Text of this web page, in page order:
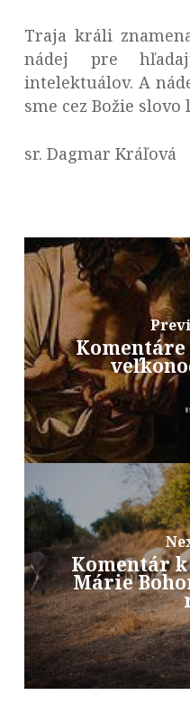
Traja králi
nádej pre
intelektuálov. A
sme cez Božie
sr. Dagmar Kráľová
Komentár
Márie